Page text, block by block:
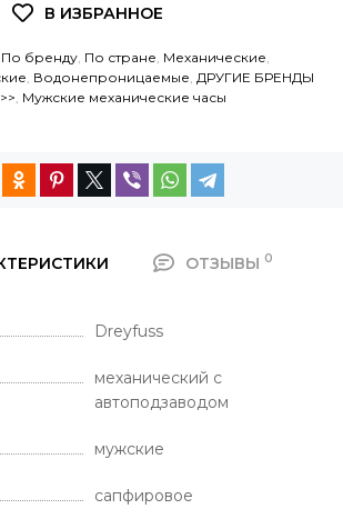
По бренду По стране Механические
Водонепроницаемые ДРУГИЕ БРЕНДЫ
Мужские механические часы
ОТЗЫВЫ 0
Dreyfuss
механический с
автоподзаводом
мужские
сапфировое